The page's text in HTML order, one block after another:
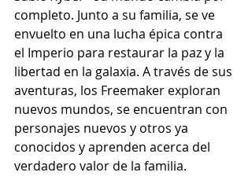
completo. Junto a su familia, se ve
envuelto en una lucha épica contra
el Imperio para restaurar la paz y la
libertad en la galaxia. A través de sus
aventuras, los Freemaker exploran
nuevos mundos, se encuentran con
personajes nuevos y otros ya
conocidos y aprenden acerca del
verdadero valor de la familia.